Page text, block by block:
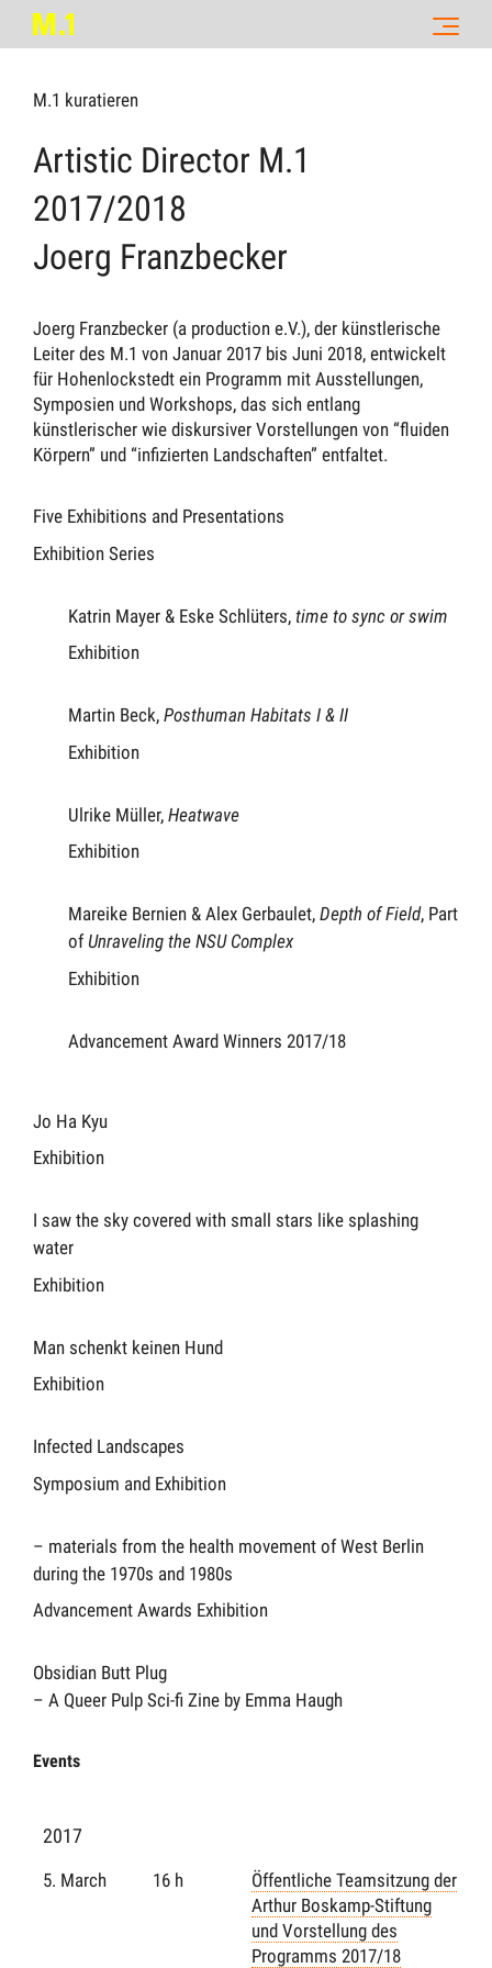
M.1 kuratieren
Artistic Director M.1
2017/2018
Joerg Franzbecker
Joerg Franzbecker (a production e.V.), der künstlerische
Leiter des M.1 von Januar 2017 bis Juni 2018, entwickelt
für Hohenlockstedt ein Programm mit Ausstellungen,
Symposien und Workshops, das sich entlang
künstlerischer wie diskursiver Vorstellungen von “fluiden
Körpern” und “infizierten Landschaften” entfaltet.
Five Exhibitions and Presentations
Exhibition Series
Katrin Mayer & Eske Schlüters, time to sync or swim
Exhibition
Martin Beck, Posthuman Habitats I & II
Exhibition
Ulrike Müller, Heatwave
Exhibition
Mareike Bernien & Alex Gerbaulet, Depth of Field, Part
of Unraveling the NSU Complex
Exhibition
Advancement Award Winners 2017/18
Jo Ha Kyu
Exhibition
I saw the sky covered with small stars like splashing
water
Exhibition
Man schenkt keinen Hund
Exhibition
Infected Landscapes
Symposium and Exhibition
– materials from the health movement of West Berlin
during the 1970s and 1980s
Advancement Awards Exhibition
Obsidian Butt Plug
– A Queer Pulp Sci-fi Zine by Emma Haugh
Events
2017
5. March 16 h
Öffentliche Teamsitzung der
Arthur Boskamp-Stiftung
und Vorstellung des
Programms 2017/18